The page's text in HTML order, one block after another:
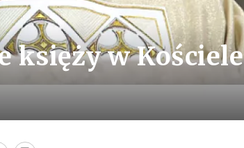
księży w Kościele